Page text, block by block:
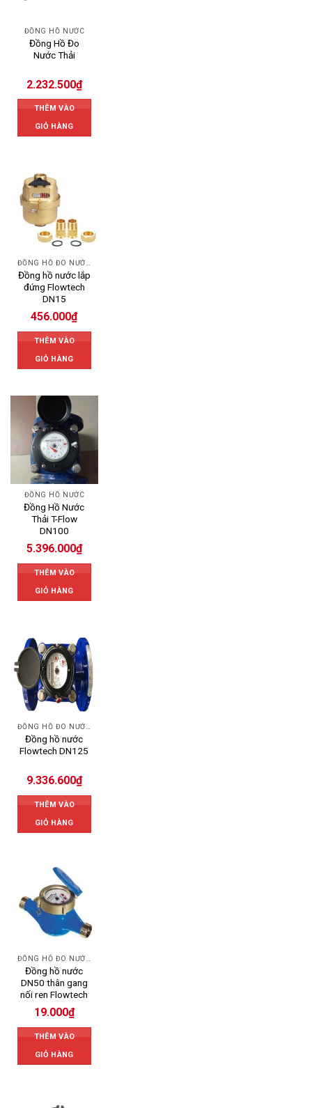
ĐỒNG HỒ NƯỚC
Đồng Hồ Đo
Nước Thải
2.232.500₫
THÊM VÀO
GIỎ HÀNG
Đồng hồ nước lắp
đứng Flowtech
DN15
456.000₫
THÊM VÀO
GIỎ HÀNG
ĐỒNG HỒ NƯỚC
Đồng Hồ Nước
Thải T-Flow
DN100
5.396.000₫
THÊM VÀO
GIỎ HÀNG
ĐỒNG HỒ ĐO NƯỚC FLOWTECH
Đồng hồ nước
Flowtech DN125
9.336.600₫
THÊM VÀO
GIỎ HÀNG
ĐỒNG HỒ ĐO NƯỚC FLOWTECH
Đồng hồ nước
DN50 thân gang
nối ren Flowtech
19.000₫
THÊM VÀO
GIỎ HÀNG